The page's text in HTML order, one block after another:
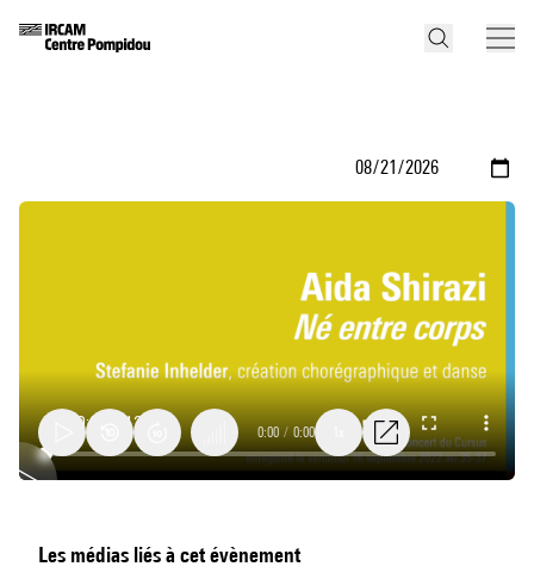
entre
0:00 / 0:00
Les médias liés à cet évènement